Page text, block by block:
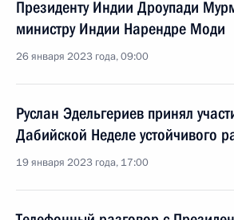
Президенту Индии Дроупади
министру Индии Нарендре Моди
26 января 2023 года, 09:00
Руслан Эдельгериев принял
Дабийской Неделе устойчивого
19 января 2023 года, 17:00